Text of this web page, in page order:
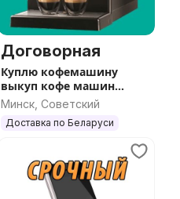
Договорная
Куплю кофемашину
выкуп кофе машин
продать кофе Минск
Минск, Советский
Доставка по Беларуси